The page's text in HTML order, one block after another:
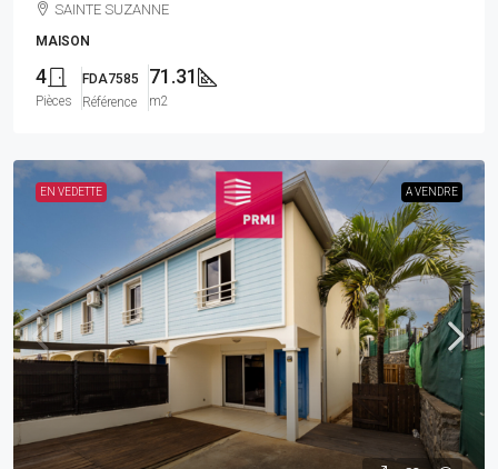
SAINTE SUZANNE
MAISON
4
Pièces
FDA7585
Référence
71.31
m2
EN VEDETTE A VENDRE